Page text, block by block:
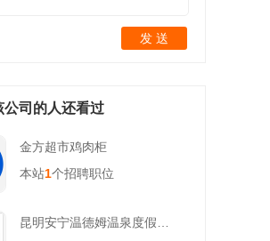
发 送
公司的人还看过
金方超市鸡肉柜
本站1个招聘职位